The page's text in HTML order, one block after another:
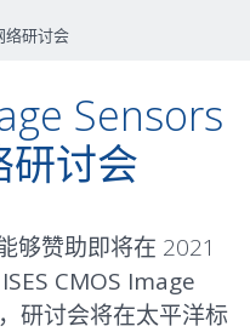
络研讨会
Sensors
研讨会
够赞助即将在 2021
ISES CMOS Image
，研讨会将在太平洋标